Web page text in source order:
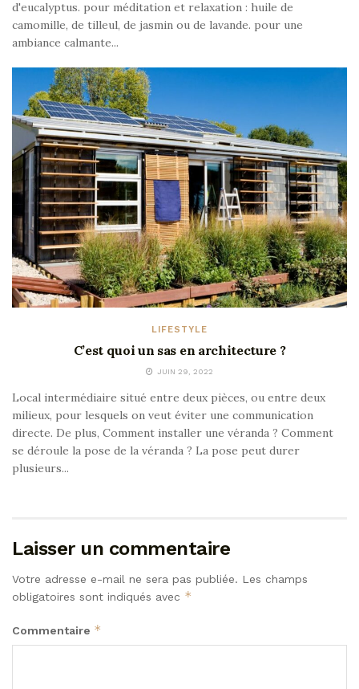
d'eucalyptus. pour méditation et relaxation : huile de
camomille, de tilleul, de jasmin ou de lavande. pour une
ambiance calmante...
LIFESTYLE
C’est quoi un sas en architecture ?
JUIN 29, 2022
Local intermédiaire situé entre deux pièces, ou entre deux
milieux, pour lesquels on veut éviter une communication
directe. De plus, Comment installer une véranda ? Comment
se déroule la pose de la véranda ? La pose peut durer
plusieurs...
Laisser un commentaire
Votre adresse e-mail ne sera pas publiée. Les champs
obligatoires sont indiqués avec *
Commentaire *